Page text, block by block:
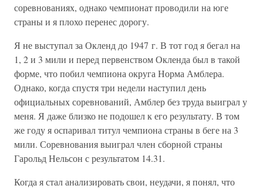
соревнованиях, однако чемпионат проводили на юге
страны и я плохо перенес дорогу.
Я не выступал за Окленд до 1947 г. В тот год я бегал на
1, 2 и 3 мили и перед первенством Окленда был в такой
форме, что побил чемпиона округа Норма Амблера.
Однако, когда спустя три недели наступил день
официальных соревнований, Амблер без труда выиграл у
меня. Я даже близко не подошел к его результату. В том
же году я оспаривал титул чемпиона страны в беге на 3
мили. Соревнования выиграл член сборной страны
Гарольд Нельсон с результатом 14.31.
Когда я стал анализировать свои, неудачи, я понял, что